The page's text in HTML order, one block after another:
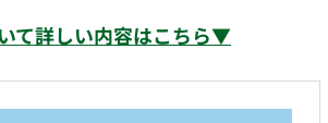
て詳しい内容はこちら▼